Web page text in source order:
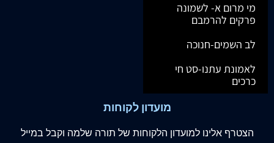
מי מרום א- לשמונה
פרקים להרמבם
לב השמים-חנוכה
לאמונת עתנו-סט חי
כרכים
מועדון לקוחות
הצטרף אלינו למועדון הלקוחות של תורה שלמה וקבל במייל